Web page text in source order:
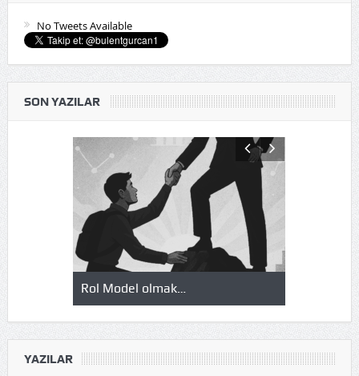
No Tweets Available
SON YAZILAR
Rol Model olmak…
YAZILAR